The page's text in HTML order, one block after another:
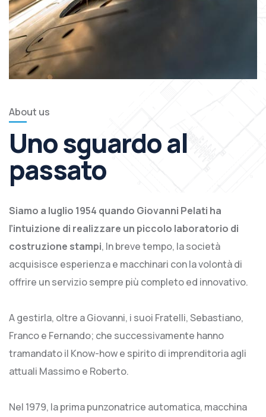
About us
Uno sguardo al
passato
Siamo a luglio 1954 quando Giovanni Pelati ha
l’intuizione di realizzare un piccolo laboratorio di
costruzione stampi, In breve tempo, la società
acquisisce esperienza e macchinari con la volontà di
offrire un servizio sempre più completo ed innovativo.
A gestirla, oltre a Giovanni, i suoi Fratelli, Sebastiano,
Franco e Fernando; che successivamente hanno
tramandato il Know-how e spirito di imprenditoria agli
attuali Massimo e Roberto.
Nel 1979, la prima punzonatrice automatica, macchina